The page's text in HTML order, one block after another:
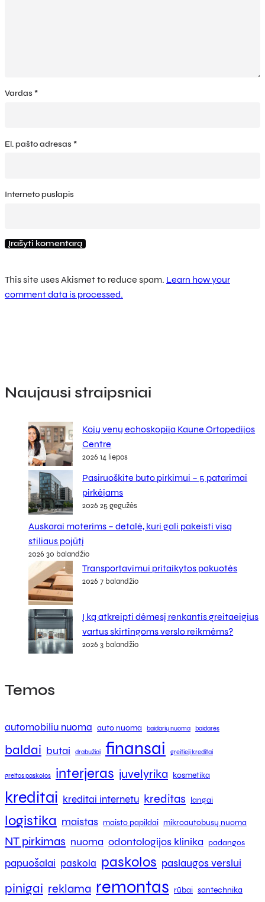
Vardas *
El. pašto adresas *
Interneto puslapis
This site uses Akismet to reduce spam. Learn how your
comment data is processed.
Naujausi straipsniai
Kojų venų echoskopija Kaune Ortopedijos
Centre
2026 14 liepos
Pasiruoškite buto pirkimui – 5 patarimai
pirkėjams
2026 25 gegužės
Auskarai moterims – detalė, kuri gali pakeisti visą
stiliaus pojūtį
2026 30 balandžio
Transportavimui pritaikytos pakuotės
2026 7 balandžio
Į ką atkreipti dėmesį renkantis greitaeigius
vartus skirtingoms verslo reikmėms?
2026 3 balandžio
Temos
automobiliu nuoma auto nuoma baidarių nuoma baidarės
baldai butai drabužiai finansai greitieji kreditai
greitos paskolos interjeras juvelyrika kosmetika
kreditai kreditai internetu kreditas langai
logistika maistas maisto papildai mikroautobusų nuoma
NT pirkimas nuoma odontologijos klinika padangos
papuošalai paskola paskolos paslaugos verslui
pinigai reklama remontas rūbai santechnika